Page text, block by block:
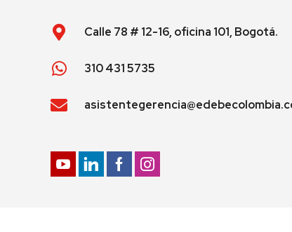
Calle 78 # 12-16, oficina 101, Bogotá.
310 431 5735